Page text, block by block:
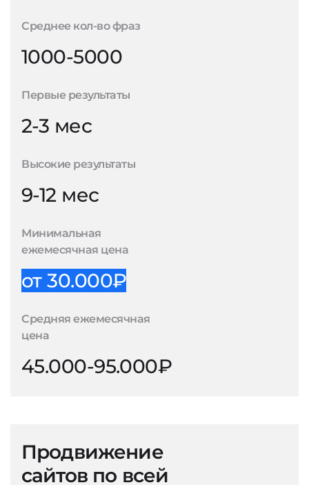
Среднее кол-во фраз
1000-5000
Первые результаты
2-3 мес
Высокие результаты
9-12 мес
Минимальная
ежемесячная цена
от 30.000₽
Средняя ежемесячная
цена
45.000-95.000₽
Продвижение
сайтов по всей